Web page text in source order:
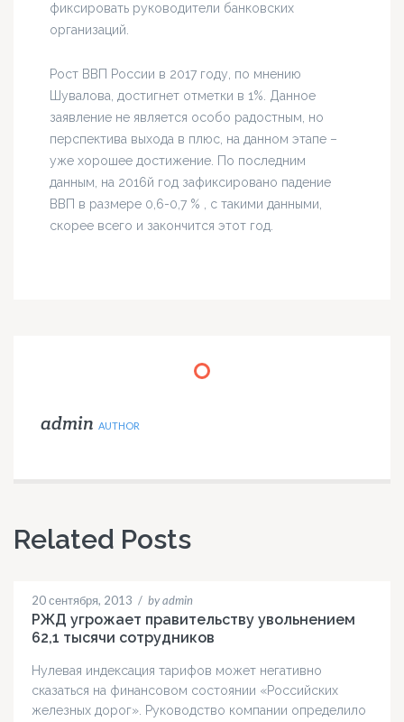
фиксировать руководители банковских
организаций.
Рост ВВП России в 2017 году, по мнению
Шувалова, достигнет отметки в 1%. Данное
заявление не является особо радостным, но
перспектива выхода в плюс, на данном этапе –
уже хорошее достижение. По последним
данным, на 2016й год зафиксировано падение
ВВП в размере 0,6-0,7 % , с такими данными,
скорее всего и закончится этот год.
admin AUTHOR
Related Posts
20 сентября, 2013 / by admin
РЖД угрожает правительству увольнением
62,1 тысячи сотрудников
Нулевая индексация тарифов может негативно
сказаться на финансовом состоянии «Российских
железных дорог». Руководство компании определило